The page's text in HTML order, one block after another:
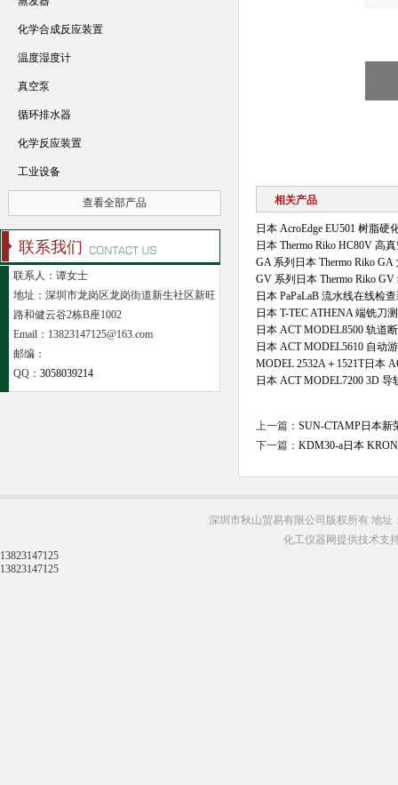
相关产品
日本 AcroEdge EU501 树脂硬
日本 Thermo Riko HC80V 高
GA 系列日本 Thermo Riko
GV 系列日本 Thermo Riko
日本 PaPaLaB 流水线在线检
日本 T-TEC ATHENA 端铣刀
日本 ACT MODEL8500 轨道
日本 ACT MODEL5610 自动
MODEL 2532A＋1521T日本
日本 ACT MODEL7200 3D 导
上一篇： SUN-CTAMP日本新
下一篇： KDM30-a日本
化学合成反应装置
温度湿度计
真空泵
循环排水器
化学反应装置
工业设备
查看全部产品
联系我们
联系人：谭女士
地址：深圳市龙岗区龙岗街道新生社区新旺
路和健云谷2栋B座1002
Email：13823147125@163.com
邮编：
QQ： 3058039214
深圳市秋山贸易有限公司版权所有 地址
化工仪器网提供技术支
13823147125
13823147125